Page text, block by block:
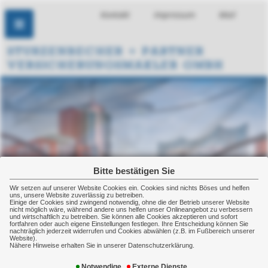
Bitte bestätigen Sie
Wir setzen auf unserer Website Cookies ein. Cookies sind nichts Böses und helfen
uns, unsere Website zuverlässig zu betreiben.
Einige der Cookies sind zwingend notwendig, ohne die der Betrieb unserer Website
nicht möglich wäre, während andere uns helfen unser Onlineangebot zu verbessern
und wirtschaftlich zu betreiben. Sie können alle Cookies akzeptieren und sofort
fortfahren oder auch eigene Einstellungen festlegen. Ihre Entscheidung können Sie
nachträglich jederzeit widerrufen und Cookies abwählen (z.B. im Fußbereich unserer
Website).
Nähere Hinweise erhalten Sie in unserer Datenschutzerklärung.
Kontakt Impressum Mail